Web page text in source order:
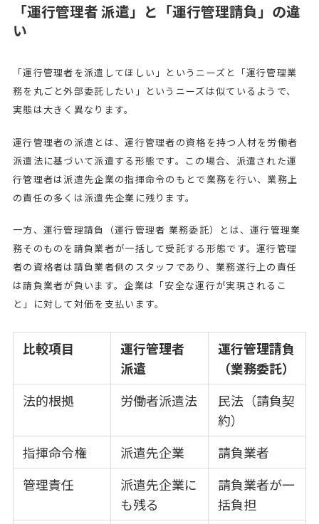
「運行管理者 派遣」と「運行管理請負」の違
い
「運行管理者を派遣してほしい」というニーズと「運行管理業
務を丸ごと外部委託したい」というニーズは似ているようで、
実態は大きく異なります。
運行管理者の派遣とは、運行管理者の資格を持つ人材を労働者
派遣法に基づいて派遣する形態です。この場合、派遣された運
行管理者は派遣先企業の指揮命令のもとで業務を行い、業務上
の責任の多くは派遣先企業に残ります。
一方、運行管理請負（運行管理者 業務委託）とは、運行管理業
務そのものを請負業者が一括して受託する形態です。運行管理
者の資格者は請負業者側のスタッフであり、業務遂行上の責任
は請負業者が負います。企業は「安全な運行が実現されるこ
と」に対して対価を支払います。
比較項目
運行管理者
派遣
運行管理請負
（業務委託）
法的根拠
労働者派遣法
民法（請負契
約）
指揮命令権
派遣先企業
請負業者
管理責任
派遣先企業に
も残る
請負業者が一
括負担